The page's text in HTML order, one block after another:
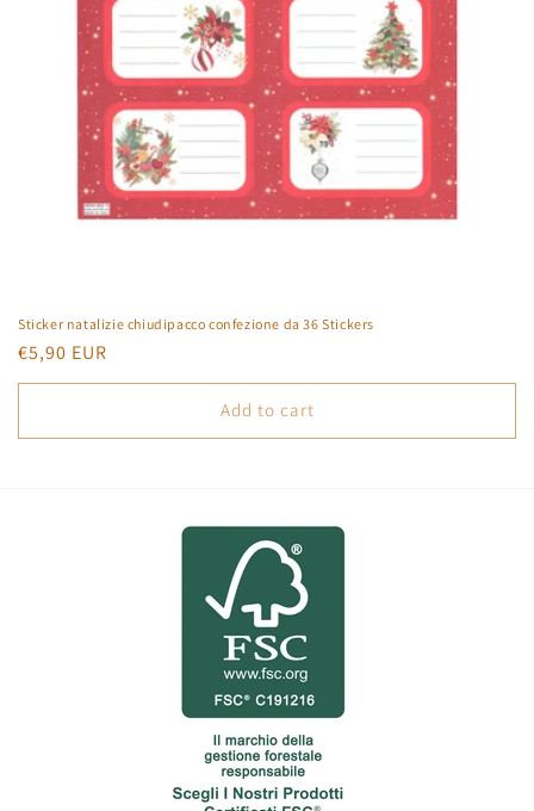
Sticker natalizie chiudipacco confezione da 36 Stickers
Regular
price
€5,90 EUR
Add to cart